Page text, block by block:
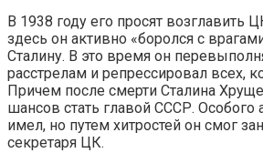
В 1938 году его просят возглавить
здесь он активно «боролся с
Сталину. В это время он
расстрелам и репрессировал всех,
Причем после смерти Сталина
шансов стать главой СССР. Особого
имел, но путем хитростей он смог
секретаря ЦК.